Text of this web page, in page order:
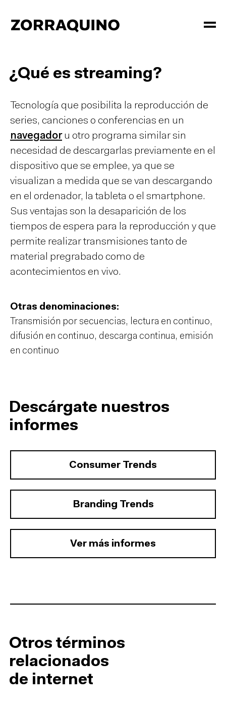
¿Qué es streaming?
Tecnología que posibilita la reproducción de
series, canciones o conferencias en un
navegadoru otro programa similar sin
necesidad de descargarlas previamente en el
dispositivo que se emplee, ya que se
visualizan a medida que se van descargando
en el ordenador, la tableta o el smartphone.
Sus ventajas son la desaparición de los
tiempos de espera para la reproducción y que
permite realizar transmisiones tanto de
material pregrabado como de
acontecimientos en vivo.
Otras denominaciones:
Transmisión por secuencias, lectura en continuo,
difusión en continuo, descarga continua, emisión
en continuo
Descárgate nuestros
informes
Consumer Trends
Branding Trends
Ver más informes
Otros términos
relacionados
de internet